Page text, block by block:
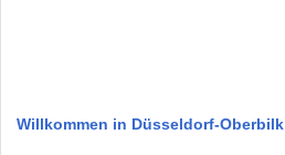
Willkommen in Düsseldorf-Oberbilk